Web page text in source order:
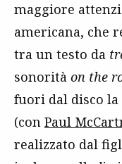
maggiore
americana, che
tra un testo da
sonorità on the
fuori dal disco la
(con Paul
realizzato dal